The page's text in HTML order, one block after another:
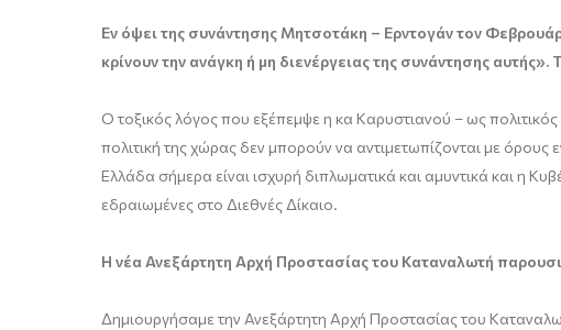
Εν όψει της συνάντησης Μητσοτάκη – Ερντογάν τον
κρίνουν την ανάγκη ή μη διενέργειας της συνάντησης αυτής».
Ο τοξικός λόγος που εξέπεμψε η κα Καρυστιανού – ως
πολιτική της χώρας δεν μπορούν να αντιμετωπίζονται με
Ελλάδα σήμερα είναι ισχυρή διπλωματικά και αμυντικά και η
εδραιωμένες στο Διεθνές Δίκαιο.
Η νέα Ανεξάρτητη Αρχή Προστασίας του Καταναλωτή
Δημιουργήσαμε την Ανεξάρτητη Αρχή Προστασίας του